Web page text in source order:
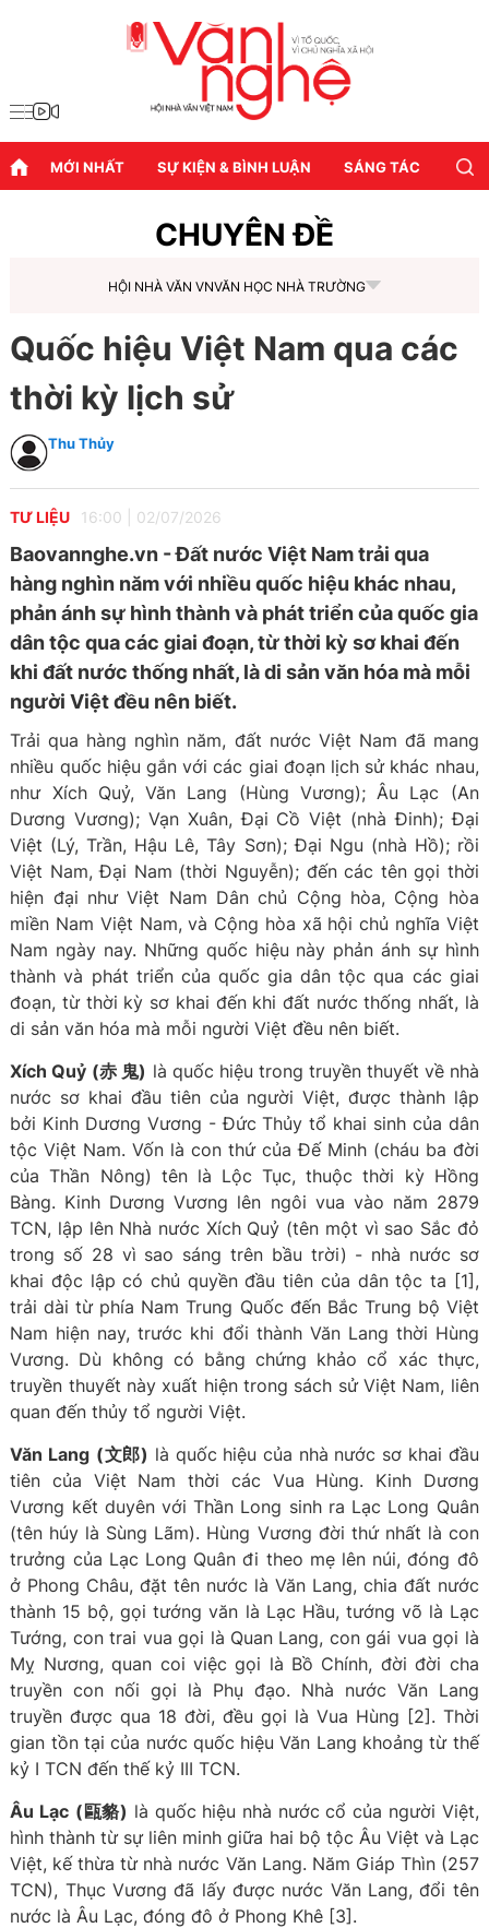
MỚI NHẤT SỰ KIỆN & BÌNH LUẬN SÁNG TÁC
CHUYÊN ĐỀ
HỘI NHÀ VĂN VNVĂN HỌC NHÀ TRƯỜNG
Quốc hiệu Việt Nam qua các
thời kỳ lịch sử
Thu Thủy
TƯ LIỆU 16:00 02/07/2026
Baovannghe.vn - Đất nước Việt Nam trải qua
hàng nghìn năm với nhiều quốc hiệu khác nhau,
phản ánh sự hình thành và phát triển của quốc gia
dân tộc qua các giai đoạn, từ thời kỳ sơ khai đến
khi đất nước thống nhất, là di sản văn hóa mà mỗi
người Việt đều nên biết.
Trải qua hàng nghìn năm, đất nước Việt Nam đã mang
nhiều quốc hiệu gắn với các giai đoạn lịch sử khác nhau,
như Xích Quỷ, Văn Lang (Hùng Vương); Âu Lạc (An
Dương Vương); Vạn Xuân, Đại Cồ Việt (nhà Đinh); Đại
Việt (Lý, Trần, Hậu Lê, Tây Sơn); Đại Ngu (nhà Hồ); rồi
Việt Nam, Đại Nam (thời Nguyễn); đến các tên gọi thời
hiện đại như Việt Nam Dân chủ Cộng hòa, Cộng hòa
miền Nam Việt Nam, và Cộng hòa xã hội chủ nghĩa Việt
Nam ngày nay. Những quốc hiệu này phản ánh sự hình
thành và phát triển của quốc gia dân tộc qua các giai
đoạn, từ thời kỳ sơ khai đến khi đất nước thống nhất, là
di sản văn hóa mà mỗi người Việt đều nên biết.
Xích Quỷ (赤 鬼) là quốc hiệu trong truyền thuyết về nhà
nước sơ khai đầu tiên của người Việt, được thành lập
bởi Kinh Dương Vương - Đức Thủy tổ khai sinh của dân
tộc Việt Nam. Vốn là con thứ của Đế Minh (cháu ba đời
của Thần Nông) tên là Lộc Tục, thuộc thời kỳ Hồng
Bàng. Kinh Dương Vương lên ngôi vua vào năm 2879
TCN, lập lên Nhà nước Xích Quỷ (tên một vì sao Sắc đỏ
trong số 28 vì sao sáng trên bầu trời) - nhà nước sơ
khai độc lập có chủ quyền đầu tiên của dân tộc ta [1],
trải dài từ phía Nam Trung Quốc đến Bắc Trung bộ Việt
Nam hiện nay, trước khi đổi thành Văn Lang thời Hùng
Vương. Dù không có bằng chứng khảo cổ xác thực,
truyền thuyết này xuất hiện trong sách sử Việt Nam, liên
quan đến thủy tổ người Việt.
Văn Lang (文郎) là quốc hiệu của nhà nước sơ khai đầu
tiên của Việt Nam thời các Vua Hùng. Kinh Dương
Vương kết duyên với Thần Long sinh ra Lạc Long Quân
(tên húy là Sùng Lãm). Hùng Vương đời thứ nhất là con
trưởng của Lạc Long Quân đi theo mẹ lên núi, đóng đô
ở Phong Châu, đặt tên nước là Văn Lang, chia đất nước
thành 15 bộ, gọi tướng văn là Lạc Hầu, tướng võ là Lạc
Tướng, con trai vua gọi là Quan Lang, con gái vua gọi là
Mỵ Nương, quan coi việc gọi là Bồ Chính, đời đời cha
truyền con nối gọi là Phụ đạo. Nhà nước Văn Lang
truyền được qua 18 đời, đều gọi là Vua Hùng [2]. Thời
gian tồn tại của nước quốc hiệu Văn Lang khoảng từ thế
kỷ I TCN đến thế kỷ III TCN.
Âu Lạc (甌貉) là quốc hiệu nhà nước cổ của người Việt,
hình thành từ sự liên minh giữa hai bộ tộc Âu Việt và Lạc
Việt, kế thừa từ nhà nước Văn Lang. Năm Giáp Thìn (257
TCN), Thục Vương đã lấy được nước Văn Lang, đổi tên
nước là Âu Lạc, đóng đô ở Phong Khê [3].